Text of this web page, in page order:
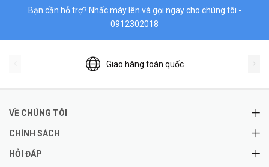
Bạn cần hỗ trợ? Nhấc máy lên và gọi ngay cho chúng tôi -
0912302018
Giao hàng toàn quốc
VỀ CHÚNG TÔI
CHÍNH SÁCH
HỎI ĐÁP